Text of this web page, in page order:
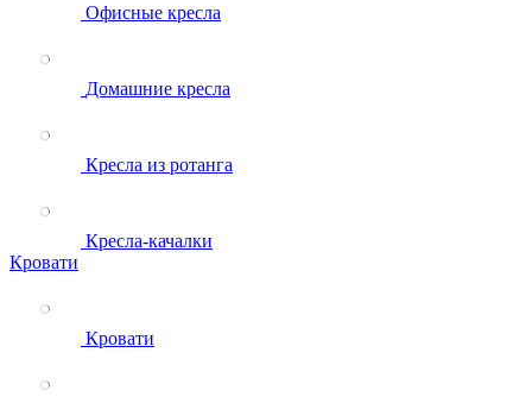
Офисные кресла
Домашние кресла
Кресла из ротанга
Кресла-качалки
Кровати
Кровати